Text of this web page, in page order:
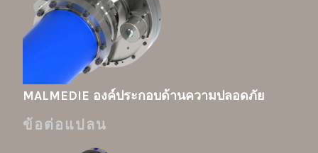
MALMEDIE องค์ประกอบด้านความปลอดภัย
ข้อต่อแปลน